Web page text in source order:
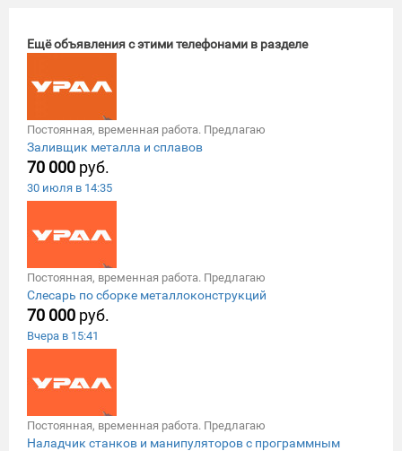
Ещё объявления с этими телефонами в разделе
Постоянная, временная работа. Предлагаю
Заливщик металла и сплавов
70 000 руб.
30 июля в 14:35
Постоянная, временная работа. Предлагаю
Слесарь по сборке металлоконструкций
70 000 руб.
Вчера в 15:41
Постоянная, временная работа. Предлагаю
Наладчик станков и манипулятоpoв c пpoгpаммным